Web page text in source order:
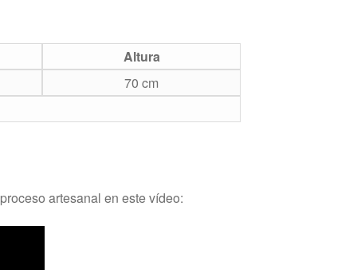
Altura
70 cm
artesanal en este vídeo: